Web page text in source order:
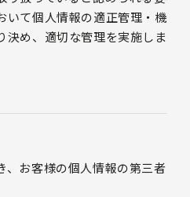
いて個人情報の適正管理・機
決め、適切な管理を実施しま
、お客様の個人情報の第三者